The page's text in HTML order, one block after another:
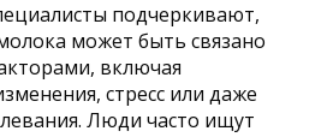
подчеркивают,
может быть связано
включая
стресс или даже
Люди часто ищут